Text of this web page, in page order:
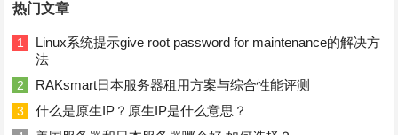
热门文章
1
Linux系统提示give root password for maintenance的解决方
法
2 RAKsmart日本服务器租用方案与综合性能评测
3 什么是原生IP？原生IP是什么意思？